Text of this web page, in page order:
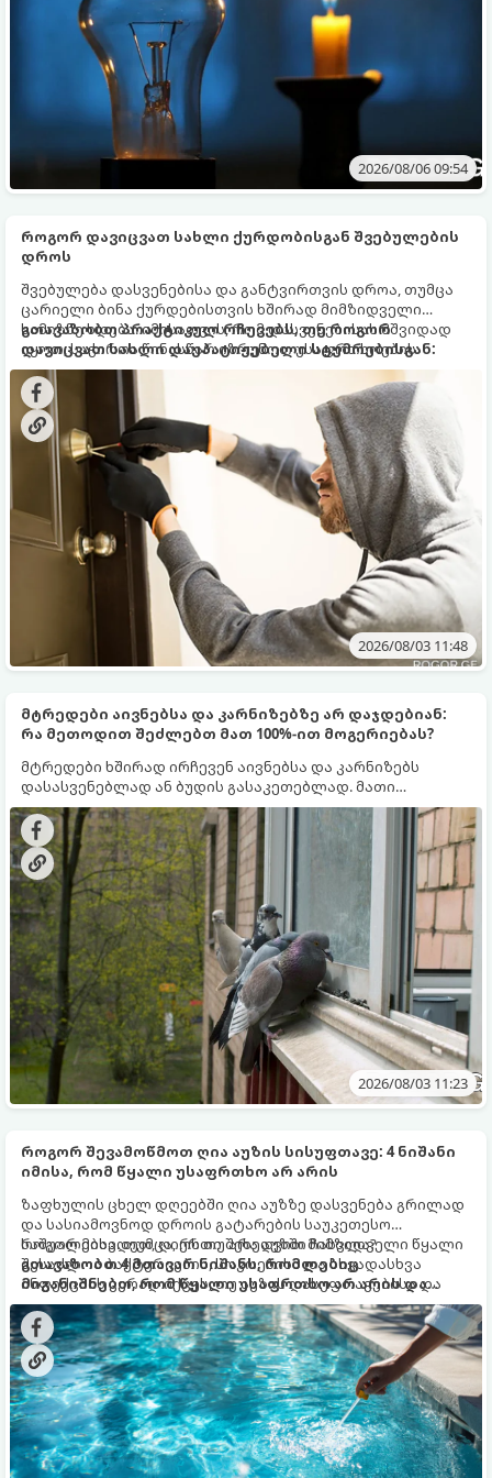
2026/08/06 09:54
როგორ დავიცვათ სახლი ქურდობისგან შვებულების
დროს
შვებულება დასვენებისა და განტვირთვის დროა, თუმცა
ცარიელი ბინა ქურდებისთვის ხშირად მიმზიდველი
სამიზნე ხდება. იმისათვის, რომ დასვენებისას მშვიდად
იყოთ, საჭიროა წინასწარ იზრუნოთ უსაფრთხოების
ზომებზე.
გთავაზობთ პრაქტიკულ რჩევებს, თუ როგორ
დავიცვათ სახლი დაუპატიჟებელი სტუმრებისგან:
2026/08/03 11:48
მტრედები აივნებსა და კარნიზებზე არ დაჯდებიან:
რა მეთოდით შეძლებთ მათ 100%-ით მოგერიებას?
მტრედები ხშირად ირჩევენ აივნებსა და კარნიზებს
დასასვენებლად ან ბუდის გასაკეთებლად. მათი
მოშორება რთულია, რადგან ისინი ეჩვევიან გარემოს.
თუმცა, არსებობს რამდენიმე გამოცდილი მეთოდი,
რომელიც მათ აიძულებს, თქვენს აივანს გვერდი აუარონ.
2026/08/03 11:23
როგორ შევამოწმოთ ღია აუზის სისუფთავე: 4 ნიშანი
იმისა, რომ წყალი უსაფრთხო არ არის
ზაფხულის ცხელ დღეებში ღია აუზზე დასვენება გრილად
და სასიამოვნოდ დროის გატარების საუკეთესო
საშუალებაა. თუმცა, ერთი შეხედვით მიმზიდველი წყალი
შესაძლოა ბაქტერიების, სოკოებისა და სხვადასხვა
ინფექციის კერად იქცეს, თუ აუზის დასუფთავებისა და
დეზინფექციის ნორმები დარღვეულია.
როგორ მიხვდეთ, ღირს თუ არა აუზში ჩასვლა?
გთავაზობთ 4 მთავარ ნიშანს, რომლებიც
მიგანიშნებთ, რომ წყალი უსაფრთხო არ არის და
მასში ცურვას უნდა მოერიდოთ.